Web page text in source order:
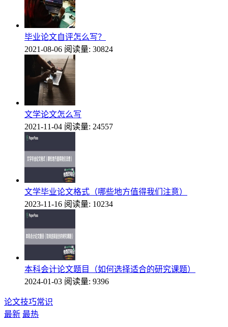
毕业论文自评怎么写？
2021-08-06 阅读量: 30824
文学论文怎么写
2021-11-04 阅读量: 24557
文学毕业论文格式（哪些地方值得我们注意）
2023-11-16 阅读量: 10234
本科会计论文题目（如何选择适合的研究课题）
2024-01-03 阅读量: 9396
论文技巧常识
最新 最热